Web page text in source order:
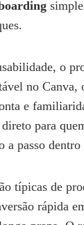
o
no Canva,
e
para
a passo
típicas de
rápida